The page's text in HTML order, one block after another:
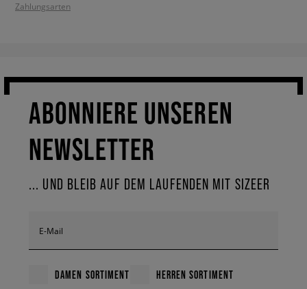
Zahlungsarten
ABONNIERE UNSEREN
NEWSLETTER
... UND BLEIB AUF DEM LAUFENDEN MIT SIZEER
E-Mail
DAMEN SORTIMENT HERREN SORTIMENT